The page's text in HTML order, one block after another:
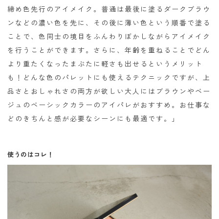
締め色先行のアイメイク。普通は最後に塗るダークブラウ
ンなどの濃い色を先に、その後に薄い色という順番で塗る
ことで、色同士の境目をふんわりぼかしながらアイメイク
を行うことができます。さらに、年齢を重ねることでどん
より重たくなったまぶたに軽さも出せるというメリット
も！どんな色のパレットにも使えるテクニックですが、上
品さとおしゃれさの両方が欲しい大人にはブラウンやベー
ジュのベーシックカラーのアイパレがおすすめ。お仕事な
どのきちんと感が必要なシーンにも最適です。」
使うのはコレ！